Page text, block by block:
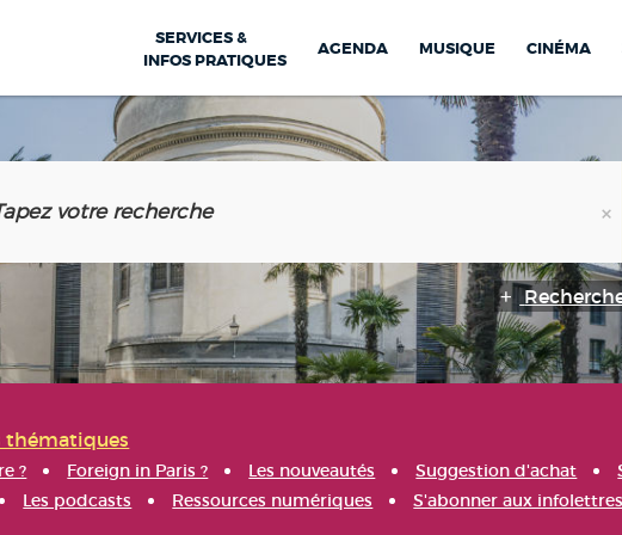
SERVICES &
INFOS PRATIQUES
AGENDA MUSIQUE CINÉMA
thématiques
? Foreign in Paris ? Les nouveautés Suggestion d'achat
Les podcasts Ressources numériques S'abonner aux infolettres